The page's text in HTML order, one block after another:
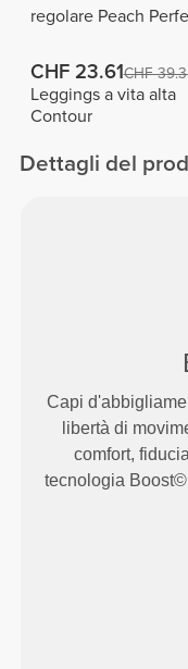
regolare Peach
CHF 23.61CHF
Leggings a vita alta
Contour
Dettagli del
Capi
libertà di
comfort,
tecnologia